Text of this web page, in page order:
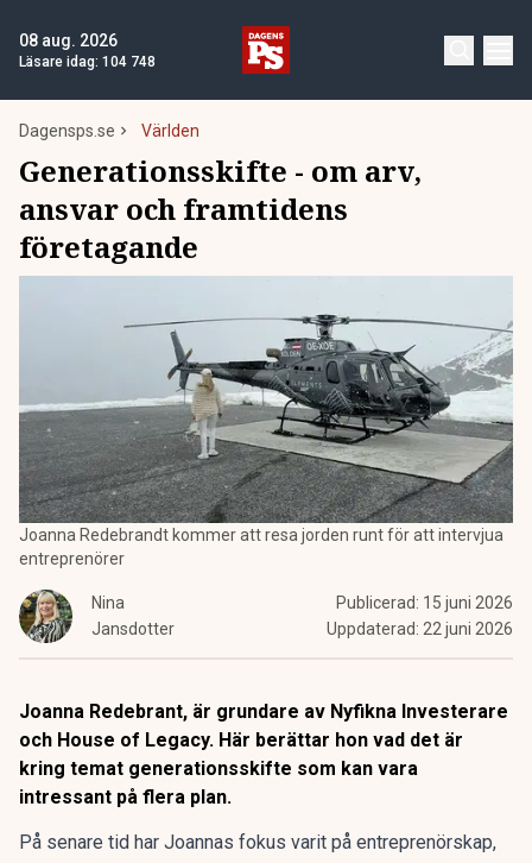
08 aug. 2026
Läsare idag: 104 748
Dagensps.se Världen
Generationsskifte - om arv,
ansvar och framtidens
företagande
Joanna Redebrandt kommer att resa jorden runt för att intervjua
entreprenörer
Nina
Jansdotter
Publicerad: 15 juni 2026
Uppdaterad: 22 juni 2026
Joanna Redebrant, är grundare av Nyfikna Investerare
och House of Legacy. Här berättar hon vad det är
kring temat generationsskifte som kan vara
intressant på flera plan.
På senare tid har Joannas fokus varit på entreprenörskap,